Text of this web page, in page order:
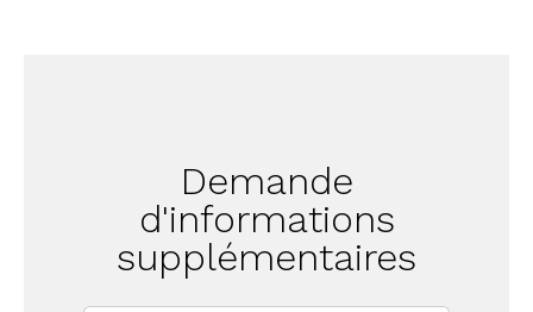
Demande
d'informations
supplémentaires